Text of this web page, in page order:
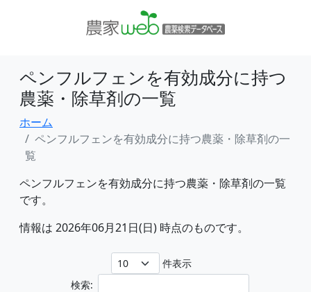
ペンフルフェンを有効成分に持つ
農薬・除草剤の一覧
ホーム
ペンフルフェンを有効成分に持つ農薬・除草剤の一
覧
ペンフルフェンを有効成分に持つ農薬・除草剤の一覧
です。
情報は 2026年06月21日(日) 時点のものです。
件表示
検索: